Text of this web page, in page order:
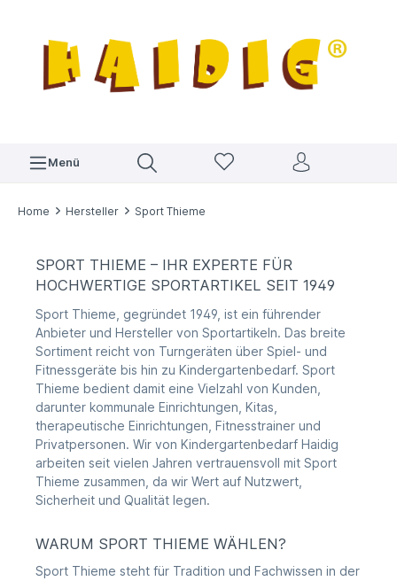
Menü
Home Hersteller Sport Thieme
SPORT THIEME – IHR EXPERTE FÜR
HOCHWERTIGE SPORTARTIKEL SEIT 1949
Sport Thieme, gegründet 1949, ist ein führender
Anbieter und Hersteller von Sportartikeln. Das breite
Sortiment reicht von Turngeräten über Spiel- und
Fitnessgeräte bis hin zu Kindergartenbedarf. Sport
Thieme bedient damit eine Vielzahl von Kunden,
darunter kommunale Einrichtungen, Kitas,
therapeutische Einrichtungen, Fitnesstrainer und
Privatpersonen. Wir von Kindergartenbedarf Haidig
arbeiten seit vielen Jahren vertrauensvoll mit Sport
Thieme zusammen, da wir Wert auf Nutzwert,
Sicherheit und Qualität legen.
WARUM SPORT THIEME WÄHLEN?
Sport Thieme steht für Tradition und Fachwissen in der